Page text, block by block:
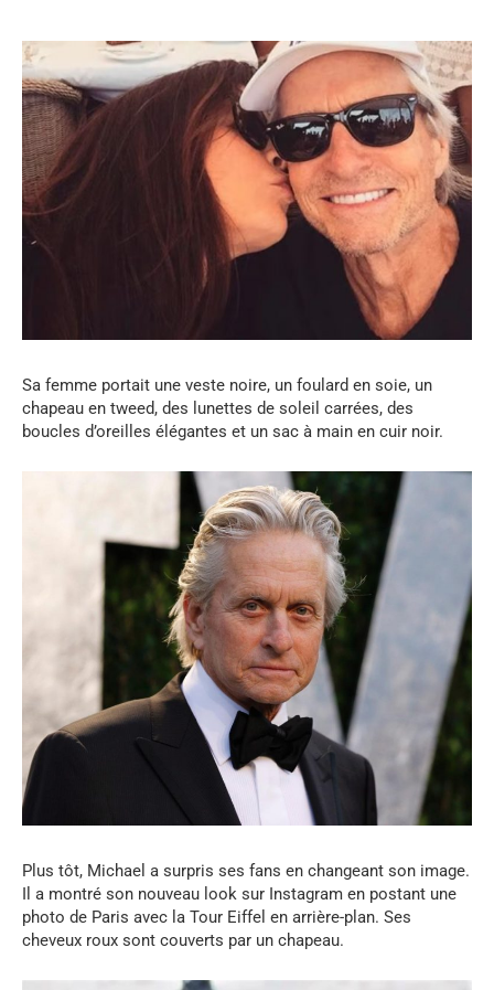
Sa femme portait une veste noire, un foulard en soie, un
chapeau en tweed, des lunettes de soleil carrées, des
boucles d’oreilles élégantes et un sac à main en cuir noir.
Plus tôt, Michael a surpris ses fans en changeant son image.
Il a montré son nouveau look sur Instagram en postant une
photo de Paris avec la Tour Eiffel en arrière-plan. Ses
cheveux roux sont couverts par un chapeau.